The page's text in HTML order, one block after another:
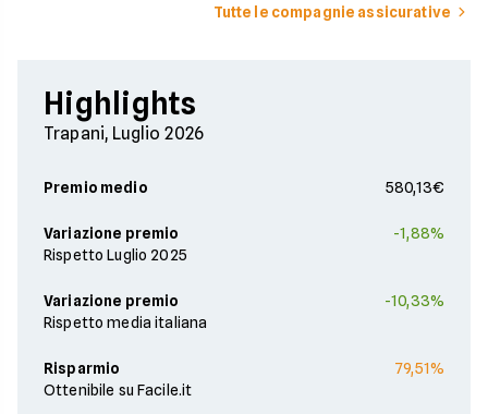
Tutte le compagnie assicurative
Highlights
Trapani, Luglio 2026
Premio medio 580,13€
Variazione premio
Rispetto Luglio 2025
-1,88%
Variazione premio
Rispetto media italiana
-10,33%
Risparmio
Ottenibile su Facile.it
79,51%